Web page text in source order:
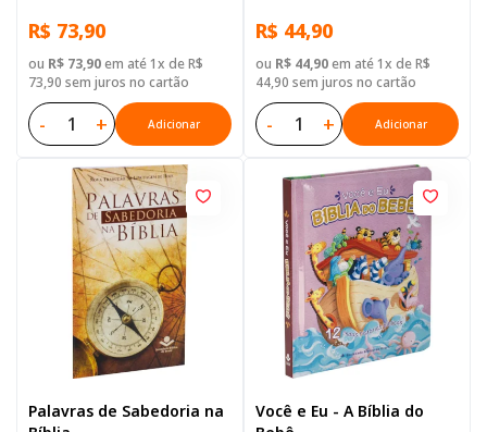
R$ 73,90
ou R$ 73,90em até 1x de R$
73,90 sem juros no cartão
- + Adicionar
Brochura Ilustrada
R$ 44,90
ou R$ 44,90em até 1x de R$
44,90 sem juros no cartão
- + Adicionar
Palavras de Sabedoria na
Você e Eu - A Bíblia do